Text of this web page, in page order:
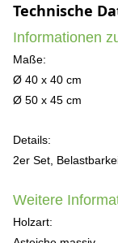
Technische
Informationen
Maße:
Ø 40 x 40 cm
Ø 50 x 45 cm
Details:
2er Set,
Weitere
Holzart: